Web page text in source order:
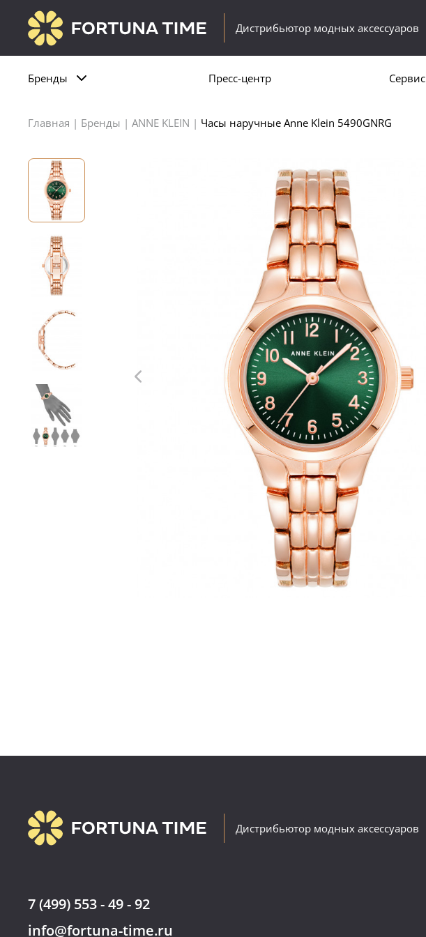
Дистрибьютор модных аксессуаров
Бренды Пресс-центр Сервис
Главная | Бренды | ANNE KLEIN | Часы наручные Anne Klein 5490GNRG
Дистрибьютор модных аксессуаров
7 (499) 553 - 49 - 92
info@fortuna-time.ru